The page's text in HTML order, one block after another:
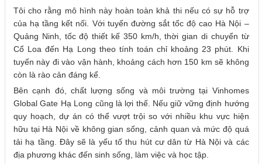
Tôi cho rằng mô hình này hoàn toàn khả thi nếu có sự hỗ trợ
của hạ tầng kết nối. Với tuyến đường sắt tốc độ cao Hà Nội –
Quảng Ninh, tốc độ thiết kế 350 km/h, thời gian di chuyển từ
Cổ Loa đến Hạ Long theo tính toán chỉ khoảng 23 phút. Khi
tuyến này đi vào vận hành, khoảng cách hơn 150 km sẽ không
còn là rào cản đáng kể.
Bên cạnh đó, chất lượng sống và môi trường tại Vinhomes
Global Gate Hạ Long cũng là lợi thế. Nếu giữ vững định hướng
quy hoạch, dự án có thể vượt trội so với nhiều khu vực hiện
hữu tại Hà Nội về không gian sống, cảnh quan và mức độ quá
tải hạ tầng. Đây sẽ là yếu tố thu hút cư dân từ Hà Nội và các
địa phương khác đến sinh sống, làm việc và học tập.